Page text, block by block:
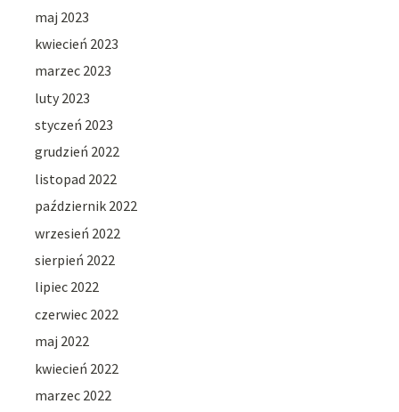
maj 2023
kwiecień 2023
marzec 2023
luty 2023
styczeń 2023
grudzień 2022
listopad 2022
październik 2022
wrzesień 2022
sierpień 2022
lipiec 2022
czerwiec 2022
maj 2022
kwiecień 2022
marzec 2022